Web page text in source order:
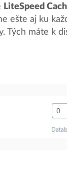
LiteSpeed
ešte aj ku
Tých máte k